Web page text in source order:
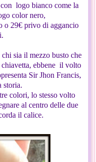
logo bianco come la
color nero,
o 29€ privo di aggancio
sia il mezzo busto che
chiavetta, ebbene il volto
Sir Jhon Francis,
storia.
colori, lo stesso volto
al centro delle due
il calice.